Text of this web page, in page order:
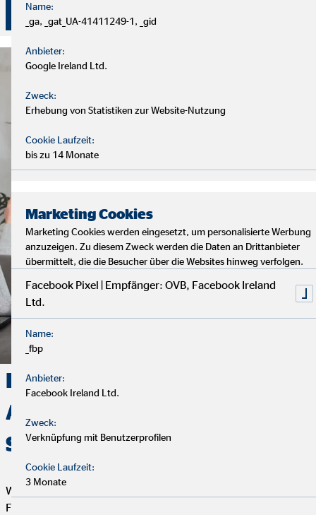
Deine Finanzen, Dein Weg:
Analyse, Beratung und
Service
Wir starten mit einem entspannten Analysegespräch, um deine
Finanzen und Ziele kennenzulernen. Anschließend präsentiere
Name:
_ga, _gat_UA-41411249-1, _gid
Anbieter:
Google Ireland Ltd.
Zweck:
Erhebung von Statistiken zur Website-Nutzung
Cookie Laufzeit:
bis zu 14 Monate
Marketing Cookies
Marketing Cookies werden eingesetzt, um personalisierte Werbung
anzuzeigen. Zu diesem Zweck werden die Daten an Drittanbieter
übermittelt, die die Besucher über die Websites hinweg verfolgen.
Facebook Pixel | Empfänger: OVB, Facebook Ireland
Ltd.
Name:
_fbp
Anbieter:
Facebook Ireland Ltd.
Zweck:
Verknüpfung mit Benutzerprofilen
Cookie Laufzeit:
3 Monate